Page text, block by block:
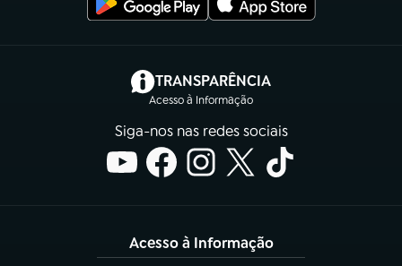
TRANSPARÊNCIA
Acesso à Informação
(abre em nova aba)
Siga-nos nas redes sociais
Acesso à Informação